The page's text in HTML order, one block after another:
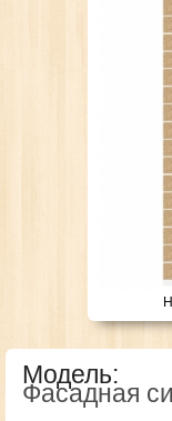
Модель:
Фасадная